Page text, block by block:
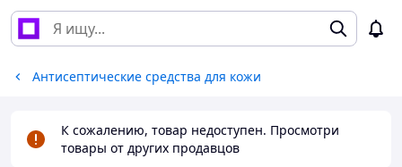
Антисептические средства для кожи
К сожалению, товар недоступен. Просмотри
товары от других продавцов